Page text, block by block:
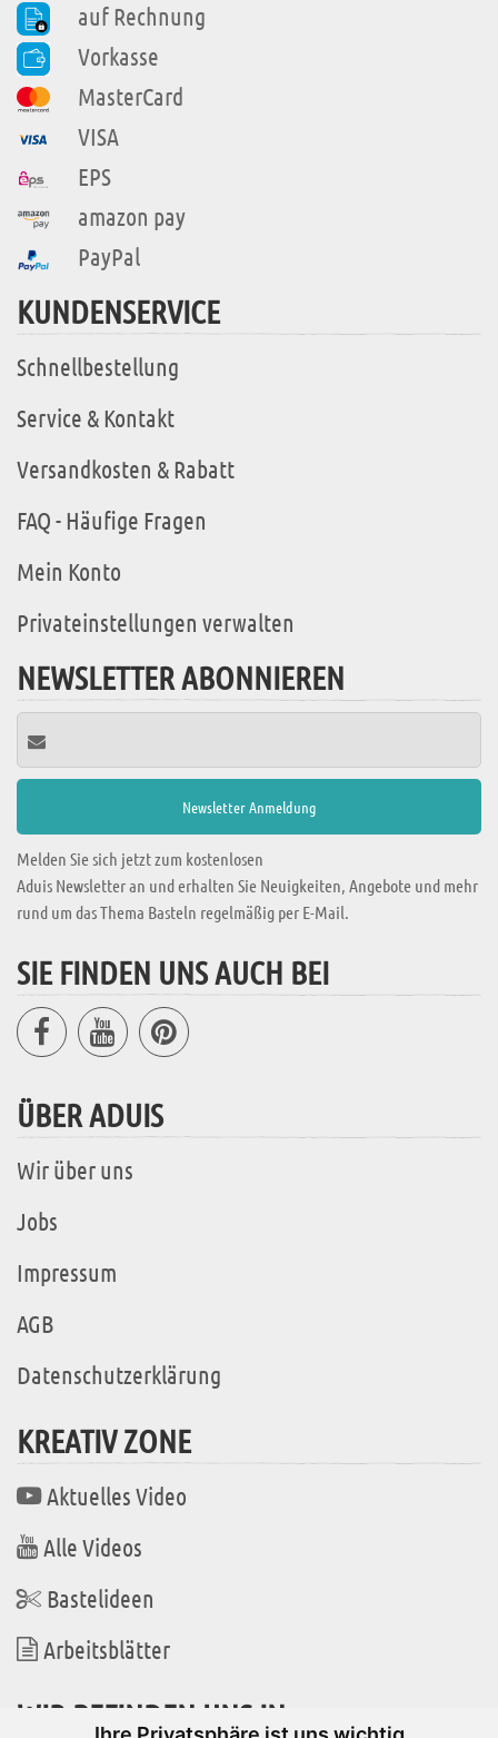
auf Rechnung
Vorkasse
MasterCard
VISA
EPS
amazon pay
PayPal
KUNDENSERVICE
Schnellbestellung
Service & Kontakt
Versandkosten & Rabatt
FAQ - Häufige Fragen
Mein Konto
Privateinstellungen verwalten
NEWSLETTER ABONNIEREN
Melden Sie sich jetzt zum kostenlosen
Aduis Newsletter an und erhalten Sie Neuigkeiten, Angebote und mehr
rund um das Thema Basteln regelmäßig per E-Mail.
SIE FINDEN UNS AUCH BEI
ÜBER ADUIS
Wir über uns
Jobs
Impressum
AGB
Datenschutzerklärung
KREATIV ZONE
Aktuelles Video
Alle Videos
Bastelideen
Arbeitsblätter
WIR BEFINDEN UNS IN